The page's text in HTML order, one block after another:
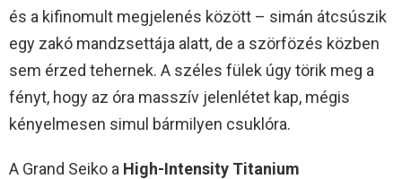
és a kifinomult megjelenés között – simán átcsúszik
egy zakó mandzsettája alatt, de a szörfözés közben
sem érzed tehernek. A széles fülek úgy törik meg a
fényt, hogy az óra masszív jelenlétet kap, mégis
kényelmesen simul bármilyen csuklóra.
A Grand Seiko a High-Intensity Titanium